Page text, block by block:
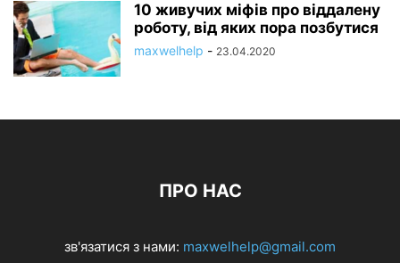
10 живучих міфів про віддалену
роботу, від яких пора позбутися
maxwelhelp - 23.04.2020
ПРО НАС
зв'язатися з нами: maxwelhelp@gmail.com